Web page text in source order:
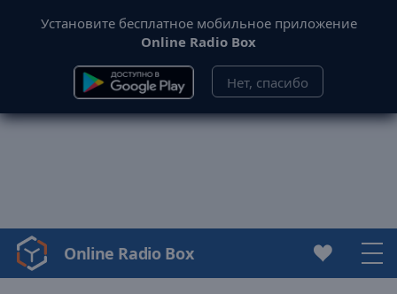
Установите бесплатное мобильное приложение
Online Radio Box
Нет, спасибо
Video
Player
Online Radio Box